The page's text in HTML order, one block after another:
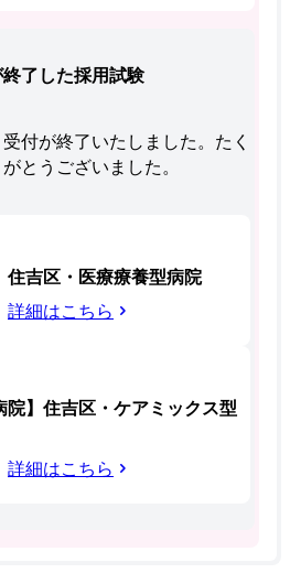
了した採用試験
付が終了いたしました。たく
とうございました。
住吉区・医療療養型病院
詳細はこちら
院】住吉区・ケアミックス型
詳細はこちら